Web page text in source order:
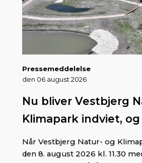
Pressemeddelelse
den 06 august 2026
Nu bliver Vestbjerg
Klimapark indviet,
kommer byen til
fronter
Når Vestbjerg Natur- og
den 8. august 2026 kl. 11.30